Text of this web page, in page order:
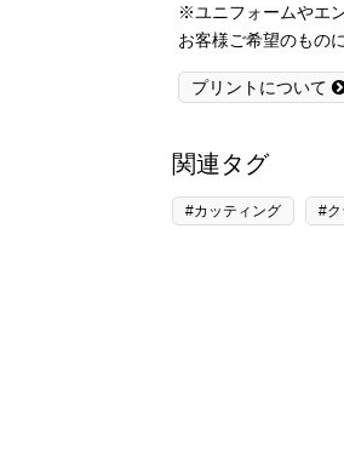
※ユニフォームやエ
お客様ご希望のもの
プリントについて
関連タグ
#カッティング #